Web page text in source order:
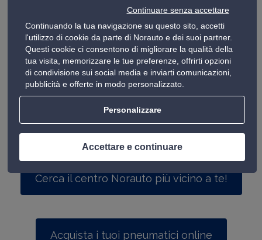
Chiedi ai nostri esperti tecnici dell’officina,
equipaggiati di un banco di regolazione di ultima
generazione, interverranno sul tuo veicolo
permettendoti di ritrovare una perfetta tenuta di
strada attraverso gli allineamenti registrabili
(parallelismo, convergenza, campanatura, incidenza)
Cerca il centro Norauto più vicino a te!
Acquista i tuoi pneumatici online
Continuando la tua navigazione su questo sito, accetti
l'utilizzo di cookie da parte di Norauto e dei suoi partner.
Questi cookie ci consentono di migliorare la qualità della
tua visita, memorizzare le tue preferenze, offrirti opzioni
di condivisione sui social media e inviarti comunicazioni,
pubblicità e offerte in modo personalizzato.
Personalizzare
Continuare senza accettare
Accettare e continuare